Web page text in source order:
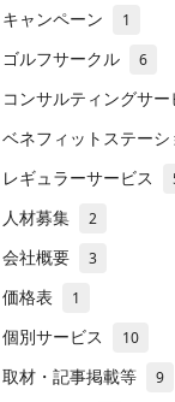
キャンペーン 1
ゴルフサークル 6
コンサルティングサー
ベネフィットステーシ
レギュラーサービス
人材募集 2
会社概要 3
価格表 1
個別サービス 10
取材・記事掲載等 9